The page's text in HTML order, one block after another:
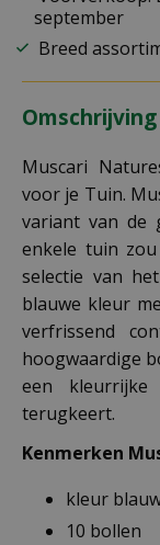
september
Breed
Omschrijving
Muscari
voor je Tuin.
variant van de
enkele tuin
selectie van
blauwe kleur
verfrissend
hoogwaardige
een
terugkeert.
Kenmerken
kleur
10 bollen